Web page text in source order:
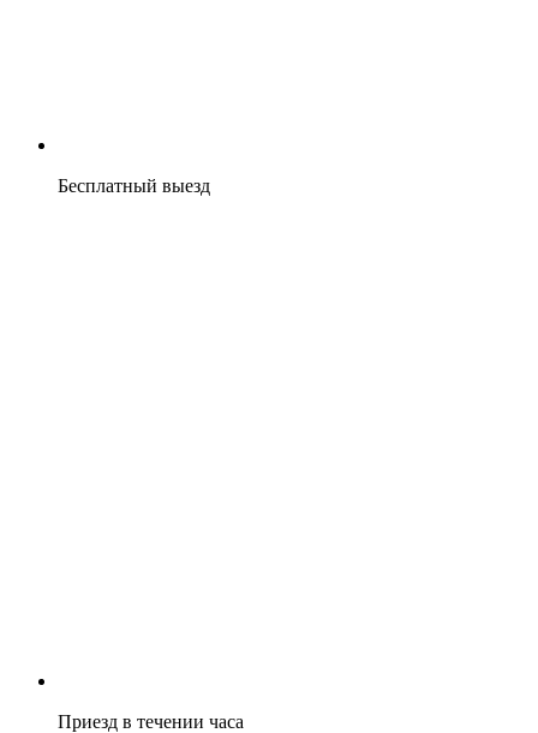
Бесплатный выезд
Приезд в течении часа